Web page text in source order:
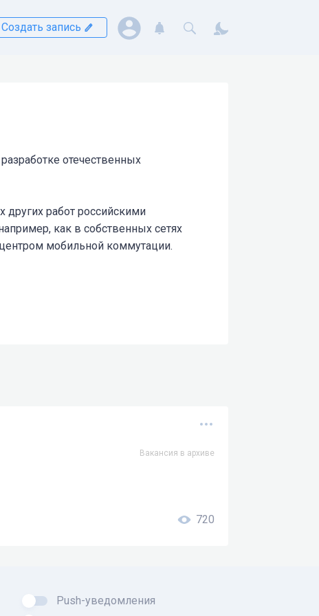
Создать запись
отечественных
работ российскими
как в собственных сетях
центром мобильной коммутации.
Вакансия в архиве
720
Push-уведомления